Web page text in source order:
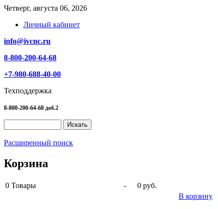
Четверг, августа 06, 2026
Личный кабинет
info@ivcnc.ru
8-800-200-64-68
+7-980-688-40-00
Техподдержка
8-800-200-64-68 доб.2
Расширенный поиск
Корзина
0 Товары -
0 руб.
В корзину